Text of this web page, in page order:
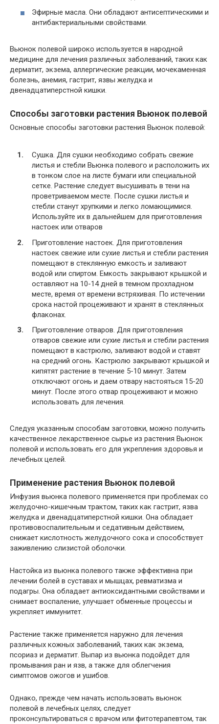
Эфирные масла. Они обладают антисептическими и
антибактериальными свойствами.
Вьюнок полевой широко используется в народной
медицине для лечения различных заболеваний, таких как
дерматит, экзема, аллергические реакции, мочекаменная
болезнь, анемия, гастрит, язвы желудка и
двенадцатиперстной кишки.
Способы заготовки растения Вьюнок полевой
Основные способы заготовки растения Вьюнок полевой:
Сушка. Для сушки необходимо собрать свежие
листья и стебли Вьюнка полевого и расположить их
в тонком слое на листе бумаги или специальной
сетке. Растение следует высушивать в тени на
проветриваемом месте. После сушки листья и
стебли станут хрупкими и легко ломающимися.
Используйте их в дальнейшем для приготовления
настоек или отваров
Приготовление настоек. Для приготовления
настоек свежие или сухие листья и стебли растения
помещают в стеклянную емкость и заливают
водой или спиртом. Емкость закрывают крышкой и
оставляют на 10-14 дней в темном прохладном
месте, время от времени встряхивая. По истечении
срока настой процеживают и хранят в стеклянных
флаконах.
Приготовление отваров. Для приготовления
отваров свежие или сухие листья и стебли растения
помещают в кастрюлю, заливают водой и ставят
на средний огонь. Кастрюлю закрывают крышкой и
кипятят растение в течение 5-10 минут. Затем
отключают огонь и даем отвару настояться 15-20
минут. После этого отвар процеживают и можно
использовать для лечения.
Следуя указанным способам заготовки, можно получить
качественное лекарственное сырье из растения Вьюнок
полевой и использовать его для укрепления здоровья и
лечебных целей.
Применение растения Вьюнок полевой
Инфузия вьюнка полевого применяется при проблемах со
желудочно-кишечным трактом, таких как гастрит, язва
желудка и двенадцатиперстной кишки. Она обладает
противовоспалительным и седативным действием,
снижает кислотность желудочного сока и способствует
заживлению слизистой оболочки.
Настойка из вьюнка полевого также эффективна при
лечении болей в суставах и мышцах, ревматизма и
подагры. Она обладает антиоксидантными свойствами и
снимает воспаление, улучшает обменные процессы и
укрепляет иммунитет.
Растение также применяется наружно для лечения
различных кожных заболеваний, таких как экзема,
псориаз и дерматит. Выпар из вьюнка подойдет для
промывания ран и язв, а также для облегчения
симптомов ожогов и ушибов.
Однако, прежде чем начать использовать вьюнок
полевой в лечебных целях, следует
проконсультироваться с врачом или фитотерапевтом, так